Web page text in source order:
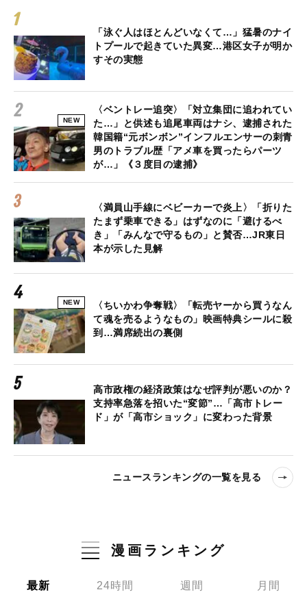
「泳ぐ人はほとんどいなくて…」猛暑のナイ
トプールで起きていた異変…港区女子が明か
すその実態
NEW
〈ベントレー追突〉「対立集団に追われてい
た…」と供述も追尾車両はナシ、逮捕された
韓国籍“元ボンボン”インフルエンサーの刺青
男のトラブル歴「アメ車を買ったらパーツ
が…」《３度目の逮捕》
〈満員山手線にベビーカーで炎上〉「折りた
たまず乗車できる」はずなのに「避けるべ
き」「みんなで守るもの」と賛否…JR東日
本が示した見解
NEW
〈ちいかわ争奪戦〉「転売ヤーから買うなん
て魂を売るようなもの」映画特典シールに殺
到…満席続出の裏側
高市政権の経済政策はなぜ評判が悪いのか？
支持率急落を招いた“変節”…「高市トレー
ド」が「高市ショック」に変わった背景
ニュースランキングの一覧を見る
漫画ランキング
最新 24時間 週間 月間